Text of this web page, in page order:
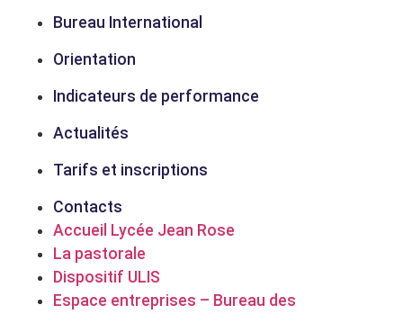
Bureau International
Orientation
Indicateurs de performance
Actualités
Tarifs et inscriptions
Contacts
Accueil Lycée Jean Rose
La pastorale
Dispositif ULIS
Espace entreprises – Bureau des